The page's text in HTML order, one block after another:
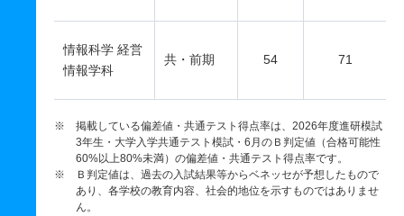
情報科学 経営
情報学科
共・前期 54 71
※ 掲載している偏差値・共通テスト得点率は、2026年度進研模試
3年生・大学入学共通テスト模試・6月のＢ判定値（合格可能性
60%以上80%未満）の偏差値・共通テスト得点率です。
※ Ｂ判定値は、過去の入試結果等からベネッセが予想したもので
あり、各学校の教育内容、社会的地位を示すものではありませ
ん。